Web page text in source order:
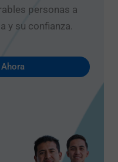
personas a
y su confianza.